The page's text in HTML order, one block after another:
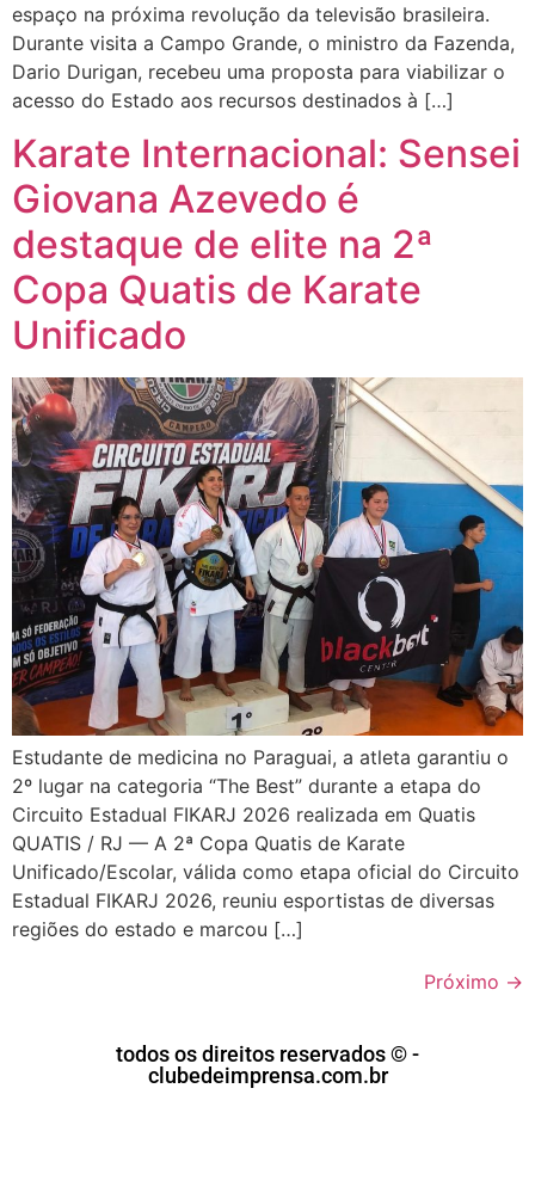
espaço na próxima revolução da televisão brasileira.
Durante visita a Campo Grande, o ministro da Fazenda,
Dario Durigan, recebeu uma proposta para viabilizar o
acesso do Estado aos recursos destinados à […]
Karate Internacional: Sensei
Giovana Azevedo é
destaque de elite na 2ª
Copa Quatis de Karate
Unificado
Estudante de medicina no Paraguai, a atleta garantiu o
2º lugar na categoria “The Best” durante a etapa do
Circuito Estadual FIKARJ 2026 realizada em Quatis
QUATIS / RJ — A 2ª Copa Quatis de Karate
Unificado/Escolar, válida como etapa oficial do Circuito
Estadual FIKARJ 2026, reuniu esportistas de diversas
regiões do estado e marcou […]
Próximo →
todos os direitos reservados © -
clubedeimprensa.com.br